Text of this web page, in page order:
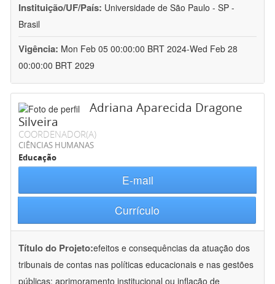
Instituição/UF/País: Universidade de São Paulo - SP -
Brasil
Vigência: Mon Feb 05 00:00:00 BRT 2024-Wed Feb 28
00:00:00 BRT 2029
Adriana Aparecida Dragone
Silveira
COORDENADOR(A)
CIÊNCIAS HUMANAS
Educação
E-mail
Currículo
Título do Projeto:efeitos e consequências da atuação dos
tribunais de contas nas políticas educacionais e nas gestões
públicas: aprimoramento institucional ou inflação de